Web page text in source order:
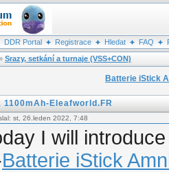
DDR Portal Registrace Hledat FAQ
Srazy, setkání a turnaje (VSS+CON)
Batterie iStick
Eleafworld.FR
st, 26.leden 2022, 7:48
I will
Batterie iStick